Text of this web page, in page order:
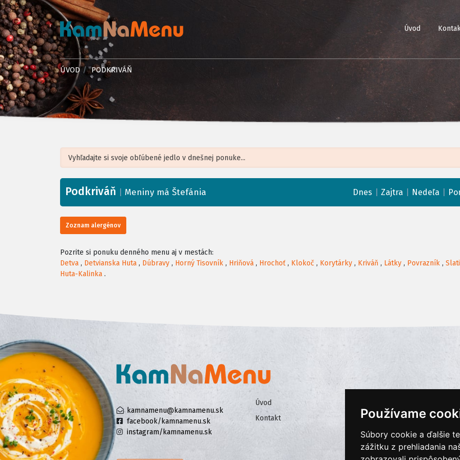
Používame
Súbory cookie a ďalšie
zážitku z prehliadania
Úvod
ÚVOD PODKRIVÁŇ
+
−
Podkriváň Meniny má Štefánia Dnes Zajtra Nedeľa
Zoznam alergénov
Pozrite si ponuku denného menu aj v mestách:
Detva , Detvianska Huta , Dúbravy , Horný Tisovník , Hriňová , Hrochoť , Klokoč , Korytárky , Kriváň , Látky , Povrazník ,
Huta-Kalinka .
kamnamenu@kamnamenu.sk
facebook/kamnamenu.sk
instagram/kamnamenu.sk
Úvod
Kontakt
Ochrana osobných údajov
Cookies